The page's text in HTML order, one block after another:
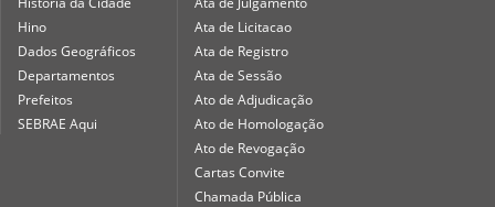
Hino
Dados Geográficos
Departamentos
Prefeitos
SEBRAE Aqui
Ata de Licitacao
Ata de Registro
Ata de Sessão
Ato de Adjudicação
Ato de Homologação
Ato de Revogação
Cartas Convite
Chamada Pública